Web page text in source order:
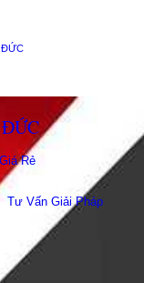
ĐỨC
ĐỨC
Rẻ
Tư Vấn Giải Pháp